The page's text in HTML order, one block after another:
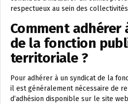
respectueux au sein des
Comment adhérer
de la fonction
territoriale ?
Pour adhérer à un syndicat de la
il est généralement nécessaire de
d’adhésion disponible sur le site